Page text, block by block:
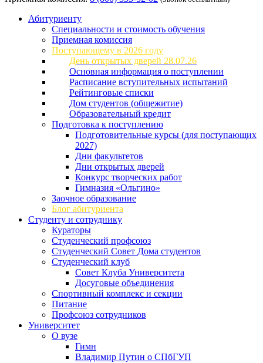
Абитуриенту
Специальности и стоимость обучения
Приемная комиссия
Поступающему в 2026 году
День открытых дверей 28.07.26
Основная информация о поступлении
Расписание вступительных испытаний
Рейтинговые списки
Дом студентов (общежитие)
Образовательный кредит
Подготовка к поступлению
Подготовительные курсы (для поступающих
2027)
Дни факультетов
Дни открытых дверей
Конкурс творческих работ
Гимназия «Ольгино»
Заочное образование
Блог абитуриента
Студенту и сотруднику
Кураторы
Студенческий профсоюз
Студенческий Совет Дома студентов
Студенческий клуб
Совет Клуба Университета
Досуговые объединения
Спортивный комплекс и секции
Питание
Профсоюз сотрудников
Университет
О вузе
Гимн
Владимир Путин о СПбГУП